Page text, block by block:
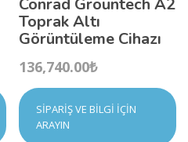
Toprak Altı
Görüntüleme Cihazı
136,740.00₺
SIPARIŞ VE BILGI İÇIN
ARAYIN